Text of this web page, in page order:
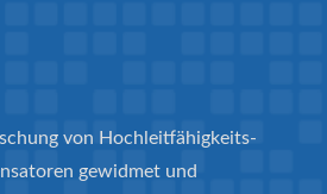
von Hochleitfähigkeits-
gewidmet und